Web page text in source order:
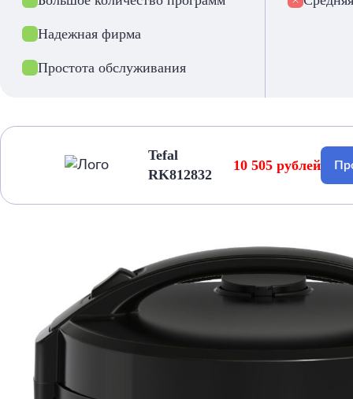
Надежная фирма
Простота обслуживания
Tefal
RK812832
10 505 рублей